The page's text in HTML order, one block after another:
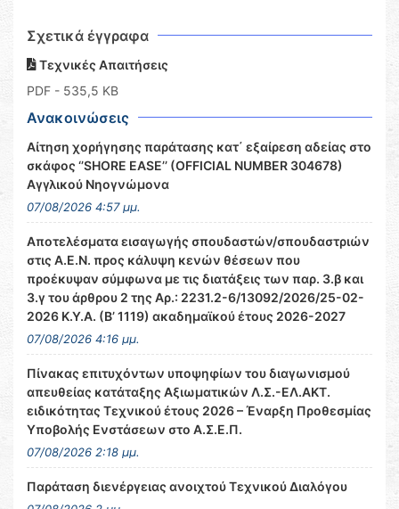
Σχετικά έγγραφα
Τεχνικές Απαιτήσεις
PDF - 535,5 KB
Ανακοινώσεις
Αίτηση χορήγησης παράτασης κατ΄ εξαίρεση αδείας στο
σκάφος ‘’SHORE EASE’’ (OFFICIAL NUMBER 304678)
Αγγλικού Νηογνώμονα
07/08/2026 4:57 μμ.
Αποτελέσματα εισαγωγής σπουδαστών/σπουδαστριών
στις Α.Ε.Ν. προς κάλυψη κενών θέσεων που
προέκυψαν σύμφωνα με τις διατάξεις των παρ. 3.β και
3.γ του άρθρου 2 της Αρ.: 2231.2-6/13092/2026/25-02-
2026 Κ.Υ.Α. (Β’ 1119) ακαδημαϊκού έτους 2026-2027
07/08/2026 4:16 μμ.
Πίνακας επιτυχόντων υποψηφίων του διαγωνισμού
απευθείας κατάταξης Αξιωματικών Λ.Σ.-ΕΛ.ΑΚΤ.
ειδικότητας Τεχνικού έτους 2026 – Έναρξη Προθεσμίας
Υποβολής Ενστάσεων στο Α.Σ.Ε.Π.
07/08/2026 2:18 μμ.
Παράταση διενέργειας ανοιχτού Τεχνικού Διαλόγου